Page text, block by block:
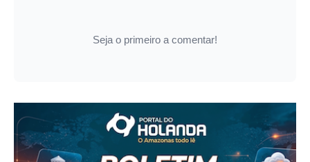
Seja o primeiro a comentar!